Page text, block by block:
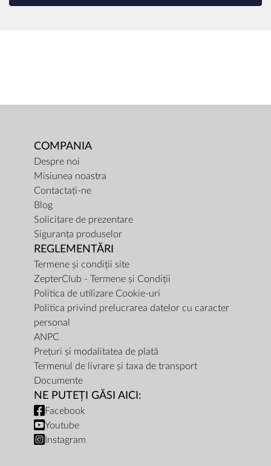
COMPANIA
Despre noi
Misiunea noastra
Contactați-ne
Blog
Solicitare de prezentare
Siguranța produselor
REGLEMENTĂRI
Termene și condiții site
ZepterClub - Termene și Condiții
Politica de utilizare Cookie-uri
Politica privind prelucrarea datelor cu caracter
personal
ANPC
Prețuri și modalitatea de plată
Termenul de livrare și taxa de transport
Documente
NE PUTEȚI GĂSI AICI:
Facebook
Youtube
Instagram